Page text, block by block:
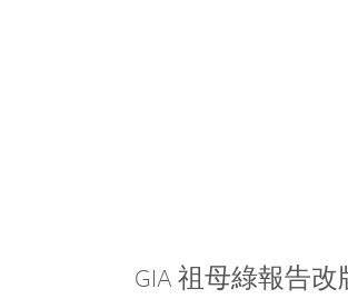
GIA 祖母綠報告改